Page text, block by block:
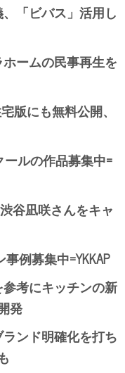
「ビバス」活用し
ームの民事再生を
版にも無料公開、
ルの作品募集中=
谷凪咲さんをキャ
例募集中=YKKAP
考にキッチンの新
発
ンド明確化を打ち